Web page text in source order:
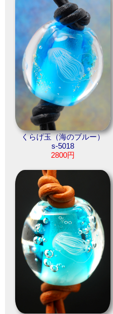
くらげ玉（海のブルー）
s-5018
2800円